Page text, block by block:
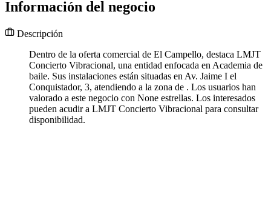
Información del negocio
Descripción
Dentro de la oferta comercial de El Campello, destaca LMJT
Concierto Vibracional, una entidad enfocada en Academia de
baile. Sus instalaciones están situadas en Av. Jaime I el
Conquistador, 3, atendiendo a la zona de . Los usuarios han
valorado a este negocio con None estrellas. Los interesados
pueden acudir a LMJT Concierto Vibracional para consultar
disponibilidad.